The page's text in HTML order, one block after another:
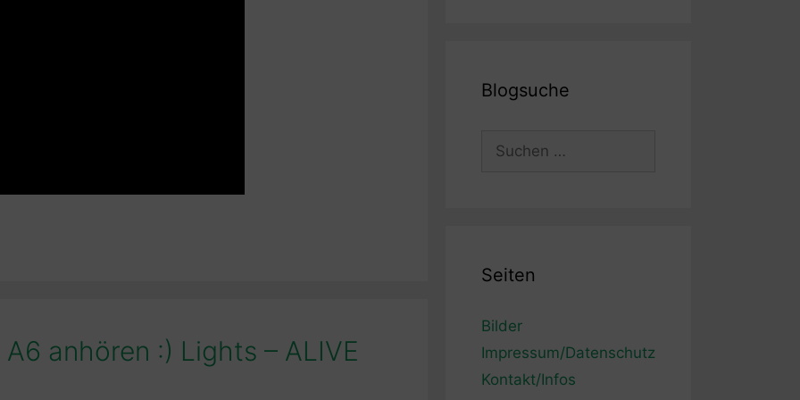
anhören :) Lights – ALIVE
Blogsuche
Seiten
Bilder
Impressum/Datenschutz
Kontakt/Infos